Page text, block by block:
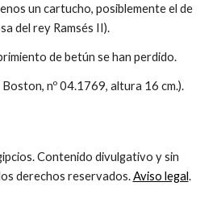
un cartucho, posiblemente el de
del rey Ramsés II).
de betún se han perdido.
nº 04.1769, altura 16 cm.).
Contenido divulgativo y sin
derechos reservados.Aviso legal.